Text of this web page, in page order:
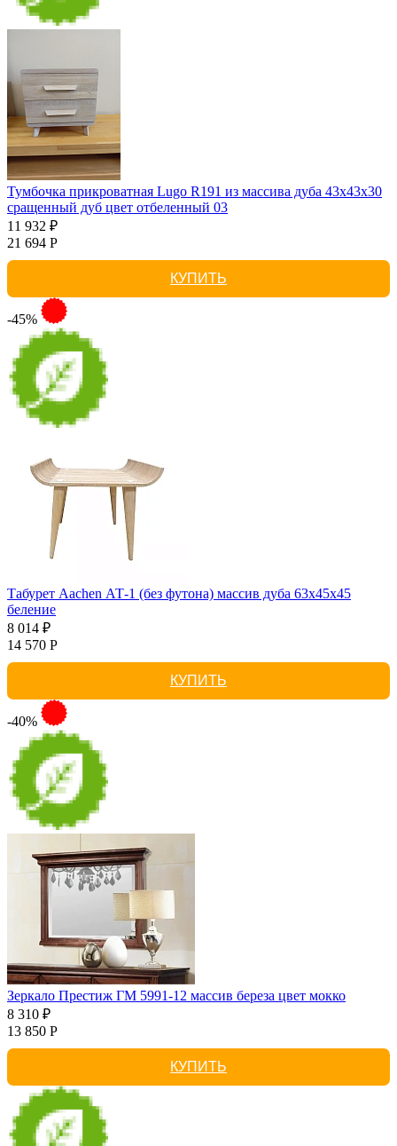
Тумбочка прикроватная Lugo R191 из массива дуба 43х43х30
сращенный дуб цвет отбеленный 03
11 932 ₽
21 694 Р
КУПИТЬ
-45%
Табурет Aachen АТ-1 (без футона) массив дуба 63х45х45
беление
8 014 ₽
14 570 Р
КУПИТЬ
-40%
Зеркало Престиж ГМ 5991-12 массив береза цвет мокко
8 310 ₽
13 850 Р
КУПИТЬ